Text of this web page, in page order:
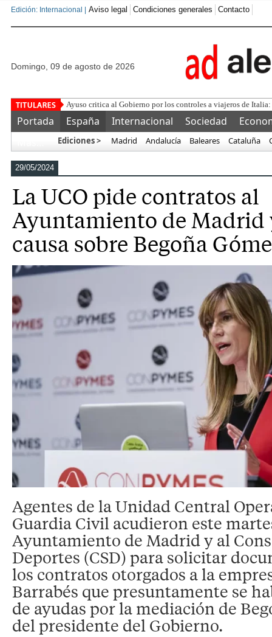
Edición: Internacional | Aviso legal Condiciones generales Contacto
domingo, 09 de agosto de 2026
¿Se puede co
Portada España Internacional Sociedad
Ediciones > Madrid Andalucía Baleares Cataluña
29/05/2024
La UCO pide contratos al
Ayuntamiento de Madrid
causa sobre Begoña
Agentes de la Unidad Central
Guardia Civil acudieron este
Ayuntamiento de Madrid y al
Deportes (CSD) para solicitar
los contratos otorgados a la
Barrabés que presuntamente se
de ayudas por la mediación de
del presidente del Gobierno.